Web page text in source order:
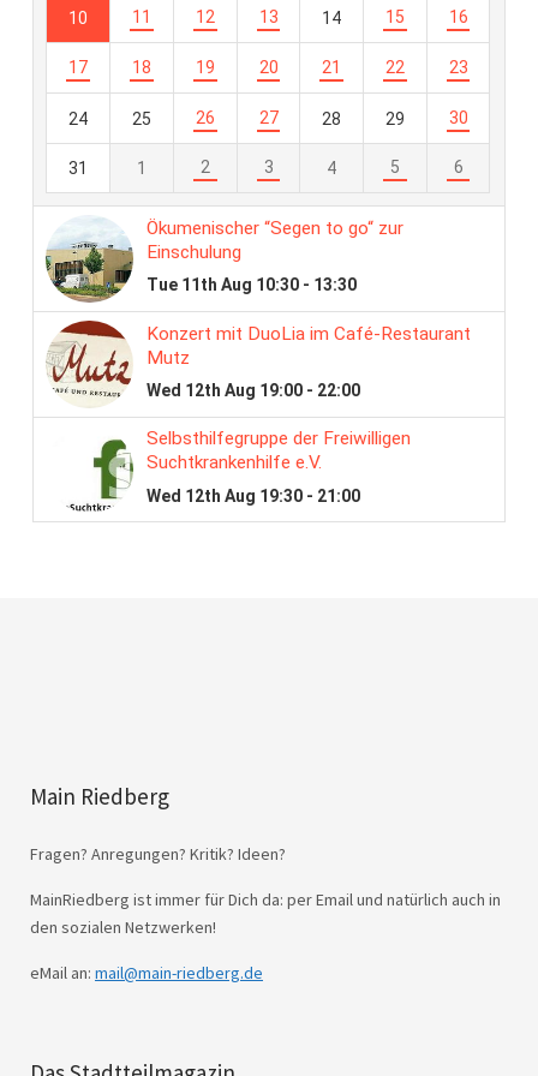
Main Riedberg
Fragen? Anregungen? Kritik? Ideen?
MainRiedberg ist immer für Dich da: per Email und natürlich auch in
den sozialen Netzwerken!
eMail an: mail@main-riedberg.de